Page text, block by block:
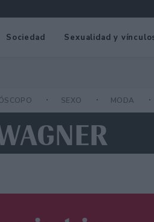
Sociedad Sexualidad y
SEXO MODA